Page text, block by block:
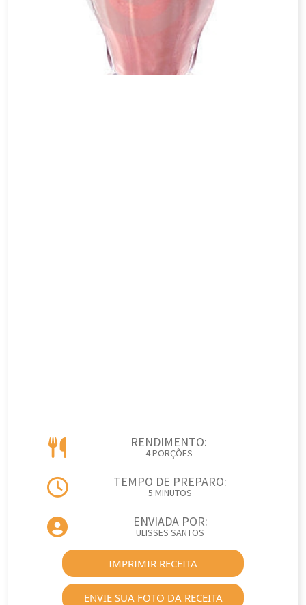
RENDIMENTO:
4 PORÇÕES
TEMPO DE PREPARO:
5 MINUTOS
ENVIADA POR:
ULISSES SANTOS
IMPRIMIR RECEITA
ENVIE SUA FOTO DA RECEITA